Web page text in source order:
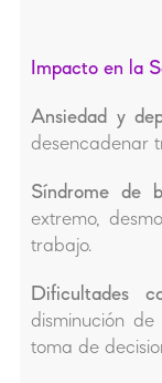
Impacto en la
Ansiedad y
desencadenar
Síndrome de
extremo,
trabajo.
Dificultades
disminución
toma de